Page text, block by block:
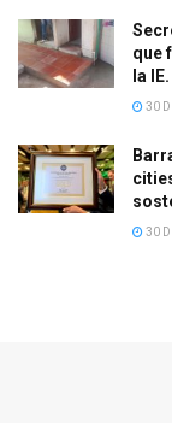
que
la
30
30